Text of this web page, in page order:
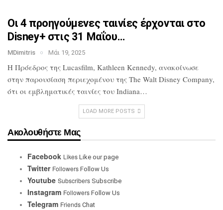
Οι 4 προηγούμενες ταινίες έρχονται στο
Disney+ στις 31 Μαΐου…
MDimitris Μάι 19, 2025
Η Πρόεδρος της Lucasfilm, Kathleen Kennedy, ανακοίνωσε
στην παρουσίαση περιεχομένου της The Walt Disney Company,
ότι οι εμβληματικές ταινίες του Indiana…
LOAD MORE POSTS
Ακολουθήστε Μας
Facebook Likes Like our page
Twitter Followers Follow Us
Youtube Subscribers Subscribe
Instagram Followers Follow Us
Telegram Friends Chat